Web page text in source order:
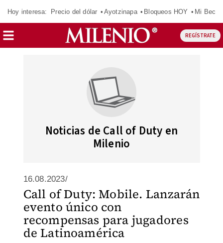
Hoy interesa: Precio del dólar Ayotzinapa Bloqueos HOY Mi Beca
REGÍSTRATE
Noticias de Call of Duty en
Milenio
16.08.2023/
Call of Duty: Mobile. Lanzarán
evento único con
recompensas para jugadores
de Latinoamérica